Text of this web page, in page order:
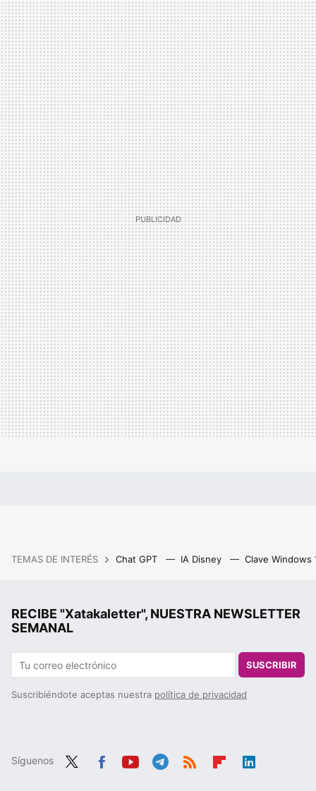
MAIL
TEMAS DE INTERÉS Chat GPT IA Disney Clave Windows
RECIBE "Xatakaletter", NUESTRA NEWSLETTER
SEMANAL
SUSCRIBIR
Suscribiéndote aceptas nuestra política de privacidad
Síguenos